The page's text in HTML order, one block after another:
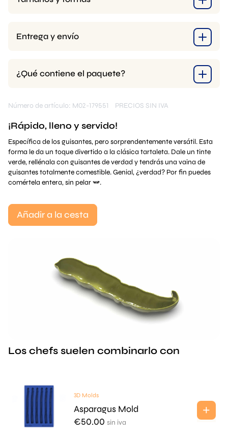
Entrega y envío
¿Qué contiene el paquete?
Número de artículo: M02-179551 PRECIOS SIN IVA
¡Rápido, lleno y servido!
Específica de los guisantes, pero sorprendentemente versátil. Esta
forma le da un toque divertido a la clásica tartaleta. Dale un tinte
verde, rellénala con guisantes de verdad y tendrás una vaina de
guisantes totalmente comestible. Genial, ¿verdad? Por fin puedes
comértela entera, sin pelar 🫛.
Añadir a la cesta
Los chefs suelen combinarlo con
3D Molds
Asparagus Mold
€50.00 sin iva